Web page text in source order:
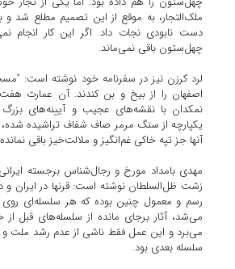
ملک‌التجار، به موقع از این تصمیم مطلع شد و
دست نابودی نجات داد. اگر این کار انجام
چهل‌ستون باقی نمی‌ماند.
لرد کرزن نیز در سفرنامه خود نوشته است:
اصفهان را از بیخ و بن کندند. آن عمارت
نمکدان با نقشه‌های عجیب و آیینه‌های
یکپارچه از سنگ مرمر صاف شفاف تراشیده
آنها جز تپه خاکی غم‌انگیز و ملالت‌خیز باقی
مهدی بامداد مورخ و رجال‌شناس برجسته
زشت ظل‌السلطان نوشته‌ است: قرنها در ایران و
رسم و معمول چنین بوده که هر سلسله‌ای روی
می‌شد، آثار برجای مانده از سلسله‌های قبل از
می‌برد و این عمل فقط ناشی از عدم رشد ملت
سلسله بعدی بود.